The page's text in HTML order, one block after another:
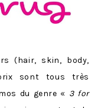
(hair, skin, body,
sont tous très
du genre « 3 for